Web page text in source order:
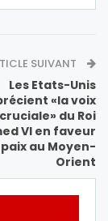
SUIVANT
Les Etats-Unis
«la voix
cruciale» du Roi
VI en faveur
au Moyen-
Orient